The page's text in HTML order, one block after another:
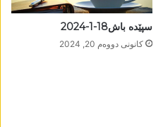
سپێدە باش18-1-2024
كانونی دووه‌م 20, 2024